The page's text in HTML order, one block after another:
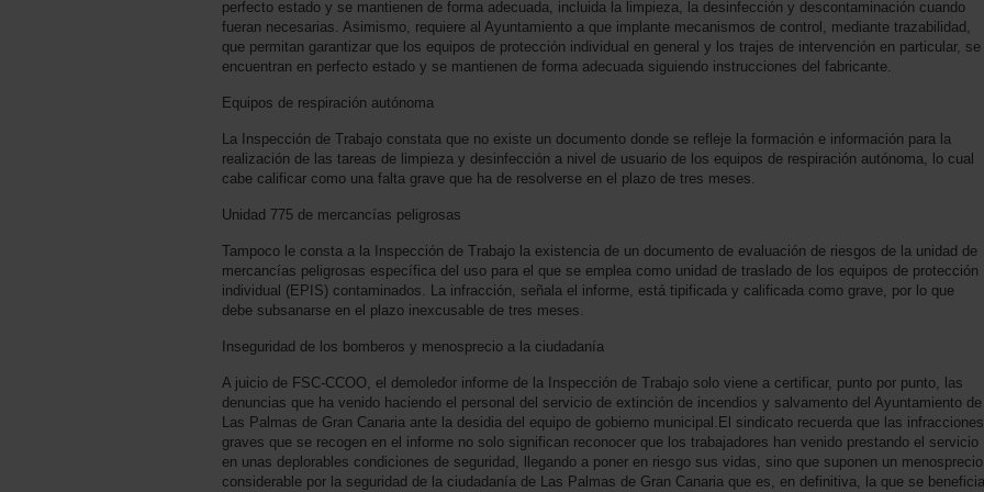
perfecto estado y se mantienen de forma adecuada, incluida la limpieza, la desinfección y descontaminación cuando
fueran necesarias. Asimismo, requiere al Ayuntamiento a que implante mecanismos de control, mediante trazabilidad,
que permitan garantizar que los equipos de protección individual en general y los trajes de intervención en particular, se
encuentran en perfecto estado y se mantienen de forma adecuada siguiendo instrucciones del fabricante.
Equipos de respiración autónoma
La Inspección de Trabajo constata que no existe un documento donde se refleje la formación e información para la
realización de las tareas de limpieza y desinfección a nivel de usuario de los equipos de respiración autónoma, lo cual
cabe calificar como una falta grave que ha de resolverse en el plazo de tres meses.
Unidad 775 de mercancías peligrosas
Tampoco le consta a la Inspección de Trabajo la existencia de un documento de evaluación de riesgos de la unidad de
mercancías peligrosas específica del uso para el que se emplea como unidad de traslado de los equipos de protección
individual (EPIS) contaminados. La infracción, señala el informe, está tipificada y calificada como grave, por lo que
debe subsanarse en el plazo inexcusable de tres meses.
Inseguridad de los bomberos y menosprecio a la ciudadanía
A juicio de FSC-CCOO, el demoledor informe de la Inspección de Trabajo solo viene a certificar, punto por punto, las
denuncias que ha venido haciendo el personal del servicio de extinción de incendios y salvamento del Ayuntamiento de
Las Palmas de Gran Canaria ante la desidia del equipo de gobierno municipal.El sindicato recuerda que las infracciones
graves que se recogen en el informe no solo significan reconocer que los trabajadores han venido prestando el servicio
en unas deplorables condiciones de seguridad, llegando a poner en riesgo sus vidas, sino que suponen un menosprecio
considerable por la seguridad de la ciudadanía de Las Palmas de Gran Canaria que es, en definitiva, la que se beneficia